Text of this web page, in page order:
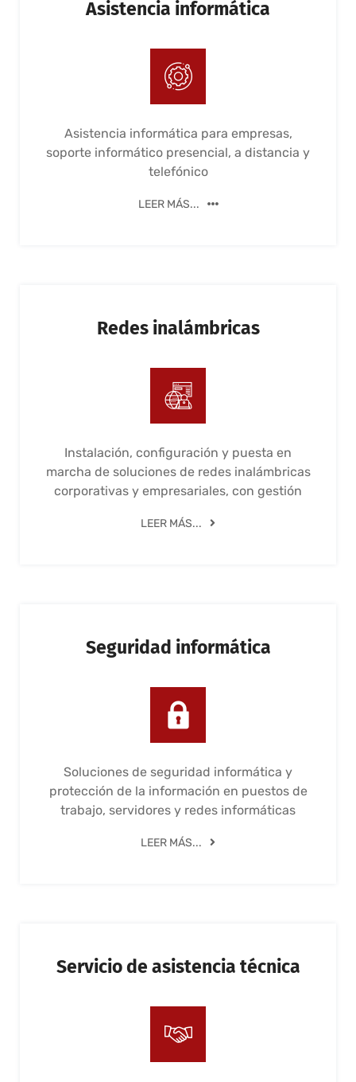
Asistencia informática
Asistencia informática para empresas,
soporte informático presencial, a distancia y
telefónico
LEER MÁS...
Redes inalámbricas
Instalación, configuración y puesta en
marcha de soluciones de redes inalámbricas
corporativas y empresariales, con gestión
LEER MÁS...
Seguridad informática
Soluciones de seguridad informática y
protección de la información en puestos de
trabajo, servidores y redes informáticas
LEER MÁS...
Servicio de asistencia técnica